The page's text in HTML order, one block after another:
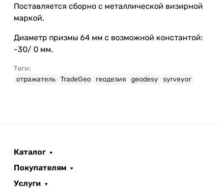
Поставляется сборно с металлической визирной
маркой.
Диаметр призмы 64 мм с возможной константой:
-30/ 0 мм.
Теги:
отражатель TradeGeo геодезия geodesy syrveyor
Каталог
Покупателям
Услуги